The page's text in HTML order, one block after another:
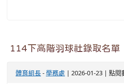
114下高階羽球社錄取名單
體育組長-學務處 | 2026-01-23 | 點閱